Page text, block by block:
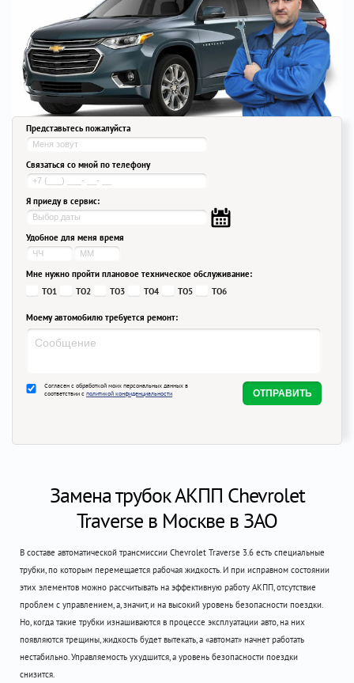
Представьтесь пожалуйста
Связаться со мной по телефону
Я приеду в сервис:
Удобное для меня время
Мне нужно пройти плановое техническое обслуживание:
ТО1
ТО2 ТО3 ТО4 ТО5 ТО6
Моему автомобилю требуется ремонт:
Согласен с обработкой моих персональных данных в
соответствии с политикой конфиденциальности
Замена трубок АКПП Chevrolet
Traverse в Москве в ЗАО
В составе автоматической трансмиссии Chevrolet Traverse 3.6 есть специальные
трубки, по которым перемещается рабочая жидкость. И при исправном состоянии
этих элементов можно рассчитывать на эффективную работу АКПП, отсутствие
проблем с управлением, а, значит, и на высокий уровень безопасности поездки.
Но, когда такие трубки изнашиваются в процессе эксплуатации авто, на них
появляются трещины, жидкость будет вытекать, а «автомат» начнет работать
нестабильно. Управляемость ухудшится, а уровень безопасности поездки
снизится.